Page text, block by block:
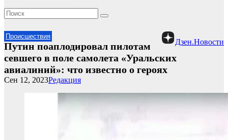
Происшествия
Дзен.Новости
Путин поаплодировал пилотам
севшего в поле самолета «Уральских
авиалиний»: что известно о героях
Редакция
Сен 12, 2023